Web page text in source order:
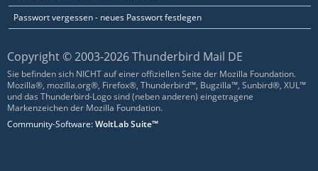
Passwort vergessen - neues Passwort festlegen
Copyright © 2003-2026 Thunderbird Mail DE
Sie befinden sich NICHT auf einer offiziellen Seite der Mozilla Foundation.
Mozilla®, mozilla.org®, Firefox®, Thunderbird™, Bugzilla™, Sunbird®, XUL™
und das Thunderbird-Logo sind (neben anderen) eingetragene
Markenzeichen der Mozilla Foundation.
Community-Software:WoltLab Suite™